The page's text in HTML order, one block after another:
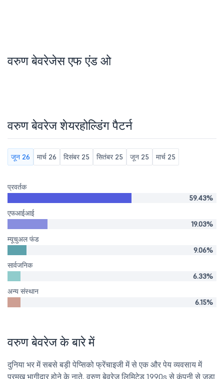
वरुण बेवरेजेस एफ एंड ओ
वरुण बेवरेज शेयरहोल्डिंग पैटर्न
जून 26 मार्च 26 दिसंबर 25 सितंबर 25 जून 25 मार्च 25
प्रवर्तक
59.43%
एफआईआई
19.03%
म्यूचुअल फंड
9.06%
सार्वजनिक
6.33%
अन्य संस्थान
6.15%
वरुण बेवरेज के बारे में
दुनिया भर में सबसे बड़ी पेप्सिको फ्रेंचाइजी में से एक और पेय व्यवसाय में
प्रमुख भागीदार होने के नाते, वरुण बेवरेज लिमिटेड 1990s से कंपनी से जुड़ा